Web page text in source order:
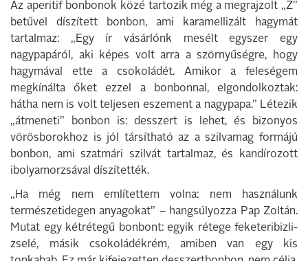
Az aperitif bonbonok közé tartozik még a megrajzolt „Z”
betűvel díszített bonbon, ami karamellizált hagymát
tartalmaz: „Egy ír vásárlónk mesélt egyszer egy
nagypapáról, aki képes volt arra a szörnyűségre, hogy
hagymával ette a csokoládét. Amikor a feleségem
megkínálta őket ezzel a bonbonnal, elgondolkoztak:
hátha nem is volt teljesen eszement a nagypapa.” Létezik
„átmeneti” bonbon is: desszert is lehet, és bizonyos
vörösborokhoz is jól társítható az a szilvamag formájú
bonbon, ami szatmári szilvát tartalmaz, és kandírozott
ibolyamorzsával díszítették.
„Ha még nem említettem volna: nem használunk
természetidegen anyagokat” – hangsúlyozza Pap Zoltán.
Mutat egy kétrétegű bonbont: egyik rétege feketeribizli-
zselé, másik csokoládékrém, amiben van egy kis